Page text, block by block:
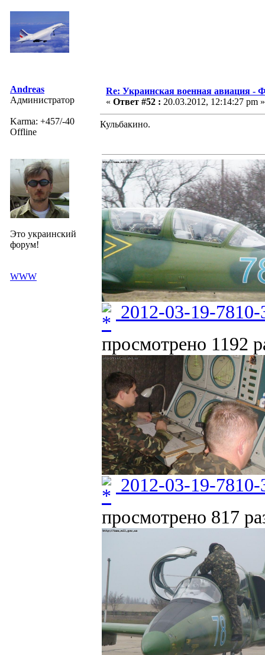
Andreas
Администратор
Karma: +457/-40
Offline
Это украинский
форум!
WWW
Re: Украинская военная авиация -
« Ответ #52 : 20.03.2012, 12:14:27 pm »
Кульбакино.
2012-03-19-
просмотрено 1192
2012-03-19-
просмотрено 817